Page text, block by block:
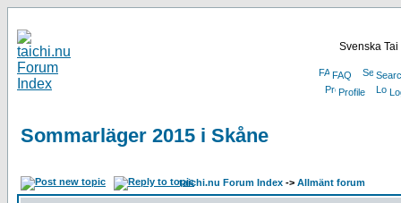
Svenska
FAQ
Profile
Sommarläger 2015 i Skåne
taichi.nu Forum Index -> Allmänt forum